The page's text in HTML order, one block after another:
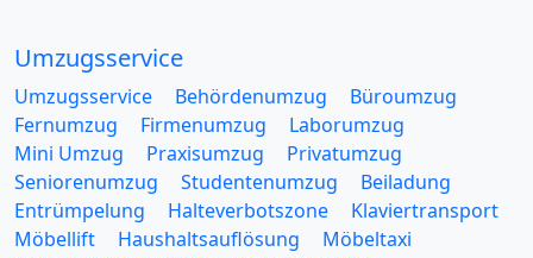
Umzugsservice
Umzugsservice Behördenumzug
Büroumzug
Fernumzug
Firmenumzug
Laborumzug
Mini Umzug
Praxisumzug
Privatumzug
Seniorenumzug
Studentenumzug
Beiladung
Entrümpelung
Halteverbotszone
Klaviertransport
Möbellift
Haushaltsauflösung
Möbeltaxi